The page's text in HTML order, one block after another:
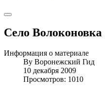
Село Волоконовка
Информация о материале
By Воронежский Гид
10 декабря 2009
Просмотров: 1010